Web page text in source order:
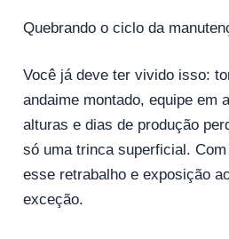
Quebrando o ciclo da
Você já deve ter vivido isso:
andaime montado, equipe em
alturas e dias de produção
só uma trinca superficial. Com
esse retrabalho e exposição
exceção.